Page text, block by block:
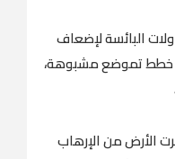
البائسة لإضعاف
خطط تموضع مشبوهة،
الأرض من الإرهاب